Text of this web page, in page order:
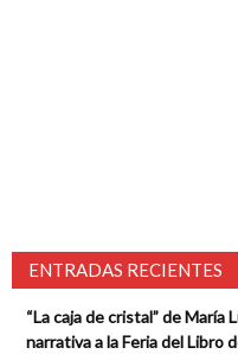
ENTRADAS RECIENTES
“La caja de cristal” de María
narrativa a la Feria del Libro